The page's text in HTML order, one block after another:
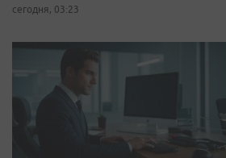
сегодня, 03:23